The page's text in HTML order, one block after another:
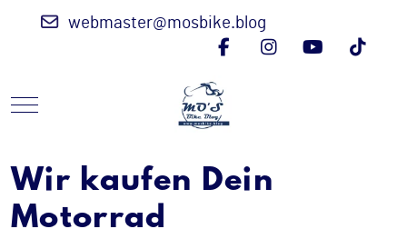
webmaster@mosbike.blog
Mobile Menu Toggle
Wir kaufen Dein
Motorrad